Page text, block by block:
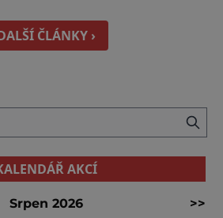
laskavá jako anděl, ale
sv
ČLÁNKY ›
AKCÍ
Srpen 2026
>>